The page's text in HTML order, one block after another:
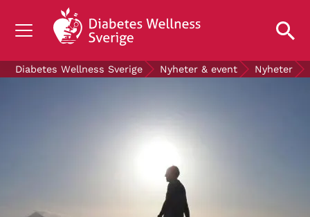
OM DIABETES
Diabetes Wellness Sverige Nyheter & event Nyheter